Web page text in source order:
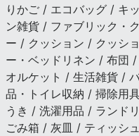
りかご / エコバッグ / キ
ン雑貨 / ファブリック・
ー / クッション / クッシ
ー・ベッドリネン / 布団
オルケット / 生活雑貨 /
品・トイレ収納 / 掃除用
うき / 洗濯用品 / ランド
ごみ箱 / 灰皿 / ティッシ